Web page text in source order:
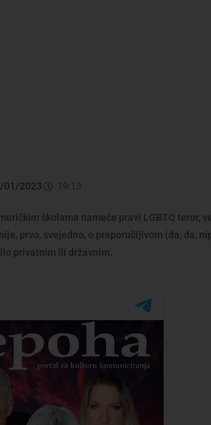
01/2023 19:13
školama nameće pravi LGBTQ teror,
prvo, svejedno, o preporučljivom (da, da,
privatnim ili državnim.